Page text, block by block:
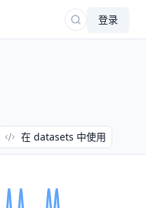
登录
在 datasets 中使用